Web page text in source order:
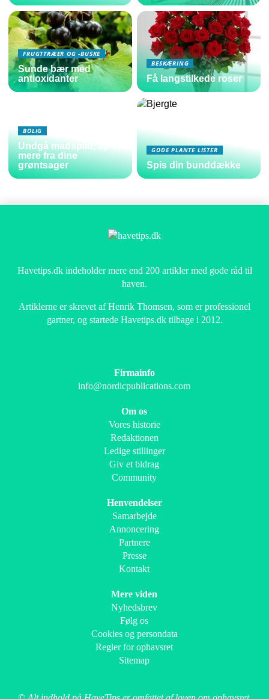
FRUGTTRÆER OG -BUSKE
Sunde bær med
antioxidanter
BESKÆRING
Få langstilkede roser
BOLIG
Undgå madspild, spis
mere fra dine
grøntsager
GODE PLANTE LISTER
Spis din bunddække
Havetips.dk indeholder mere end 200 artikler med gode råd til
haven.
Artiklerne er skrevet af Henrik Thomsen, som er professionel
gartner, og startede Havetips.dk tilbage i 2012.
Firmainfo
info@nordicpublications.com
Om os
Vores historie
Redaktionen
Ledige stillinger
Giv et bidrag
Community
Henvendelser
Samarbejde
Annoncering
Partnere
Presse
Kontakt
Mere viden
Nyhedsbrev
Følg os
Cookies og persondata
Regler for ophavsret
Sitemap